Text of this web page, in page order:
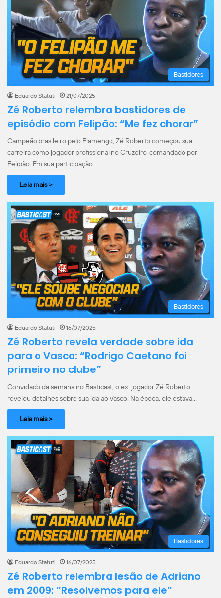
Bastidores
Eduardo Statuti 21/07/2025
Zé Roberto relembra bastidores de
episódio com Felipão: “Me fez chorar”
Campeão brasileiro pelo Flamengo, Zé Roberto começou sua
carreira como jogador profissional no Cruzeiro, comandado por
Felipão. Em sua participação…
Leia mais >
Bastidores
Eduardo Statuti 16/07/2025
Zé Roberto revela verdade sobre ida
para o Vasco: “Rodrigo Caetano foi
primeiro no clube”
Convidado da semana no Basticast, o ex-jogador Zé Roberto
revelou detalhes sobre sua ida ao Vasco. Na época, ele estava…
Leia mais >
Bastidores
Eduardo Statuti 16/07/2025
Zé Roberto relembra lesão de Adriano
em 2009: “Resolvemos para ele”